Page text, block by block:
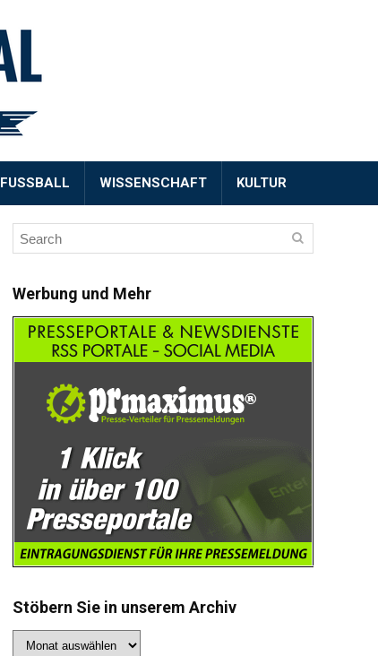
FUSSBALL WISSENSCHAFT KULTUR
Werbung und Mehr
Stöbern Sie in unserem Archiv
Sie